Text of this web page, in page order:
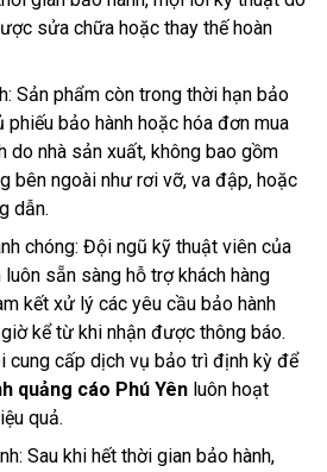
sửa chữa hoặc thay thế hoàn
Sản phẩm còn trong thời hạn bảo
phiếu bảo hành hoặc hóa đơn mua
do nhà sản xuất, không bao gồm
bên ngoài như rơi vỡ, va đập, hoặc
dẫn.
chóng: Đội ngũ kỹ thuật viên của
luôn sẵn sàng hỗ trợ khách hàng
kết xử lý các yêu cầu bảo hành
kể từ khi nhận được thông báo.
cung cấp dịch vụ bảo trì định kỳ để
quảng cáo Phú Yên luôn hoạt
quả.
Sau khi hết thời gian bảo hành,